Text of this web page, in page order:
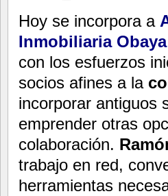
Hoy se incorpora a
Inmobiliaria Obaya
con los esfuerzos
socios afines a la
incorporar antiguos
emprender otras
colaboración.
trabajo en red,
herramientas